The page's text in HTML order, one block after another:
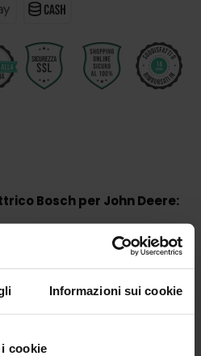
Informazioni sui cookie
cookie
Bosch per John Deere:
Breckner Germany
AL110597, AL41247,